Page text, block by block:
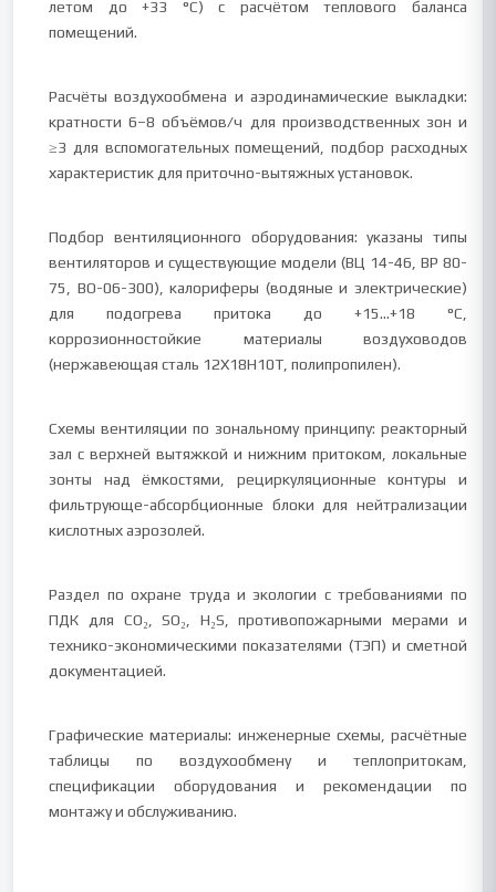
летом до +33 °C) с расчётом теплового баланса
помещений.
Расчёты воздухообмена и аэродинамические выкладки:
кратности 6–8 объёмов/ч для производственных зон и
≥3 для вспомогательных помещений, подбор расходных
характеристик для приточно-вытяжных установок.
Подбор вентиляционного оборудования: указаны типы
вентиляторов и существующие модели (ВЦ 14-46, ВР 80-
75, ВО-06-300), калориферы (водяные и электрические)
для подогрева притока до +15…+18 °C,
коррозионностойкие материалы воздуховодов
(нержавеющая сталь 12Х18Н10Т, полипропилен).
Схемы вентиляции по зональному принципу: реакторный
зал с верхней вытяжкой и нижним притоком, локальные
зонты над ёмкостями, рециркуляционные контуры и
фильтрующе-абсорбционные блоки для нейтрализации
кислотных аэрозолей.
Раздел по охране труда и экологии с требованиями по
ПДК для CO₂, SO₂, H₂S, противопожарными мерами и
технико-экономическими показателями (ТЭП) и сметной
документацией.
Графические материалы: инженерные схемы, расчётные
таблицы по воздухообмену и теплопритокам,
спецификации оборудования и рекомендации по
монтажу и обслуживанию.